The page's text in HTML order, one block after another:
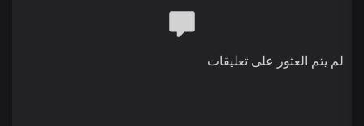
لم يتم العثور على تعليقات